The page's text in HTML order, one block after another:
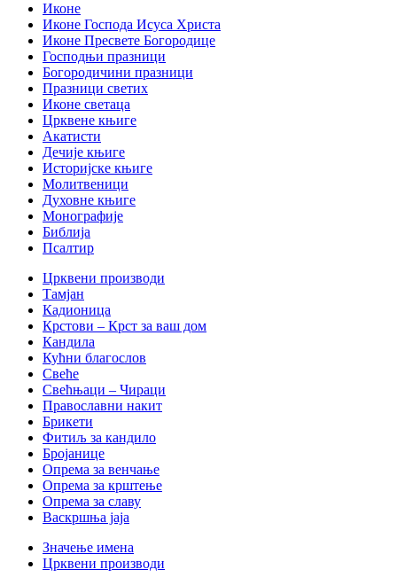
Иконе
Иконе Господа Исуса Христа
Иконе Пресвете Богородице
Господњи празници
Богородичини празници
Празници светих
Иконе светаца
Црквене књиге
Акатисти
Дечије књиге
Историјске књиге
Молитвеници
Духовне књиге
Монографије
Библија
Псалтир
Црквени производи
Тамјан
Кадионица
Крстови – Крст за ваш дом
Кандила
Кућни благослов
Свеће
Свећњаци – Чираци
Православни накит
Брикети
Фитиљ за кандило
Бројанице
Опрема за венчање
Опрема за крштење
Опрема за славу
Васкршња јаја
Значење имена
Црквени производи